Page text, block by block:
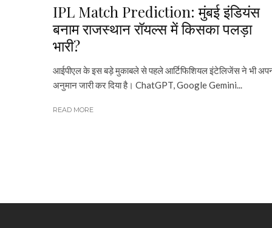
IPL Match Prediction: मुंबई इंडियंस
बनाम राजस्थान रॉयल्स में किसका पलड़ा
भारी?
आईपीएल के इस बड़े मुकाबले से पहले आर्टिफिशियल इंटेलिजेंस ने भी
अनुमान जारी कर दिया है। ChatGPT, Google Gemini...
READ MORE